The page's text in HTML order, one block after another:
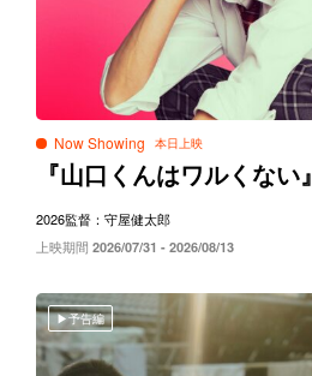
Now Showing
『山口くんはワルくない』
2026監督：守屋健太郎
上映期間 2026/07/31 - 2026/08/13
予告編